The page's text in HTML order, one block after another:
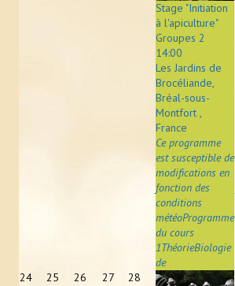
24 25 26 27 28
Stage "Initiation
à l'apiculture"
Groupes 2
14:00
Les Jardins de
Brocéliande,
Bréal-sous-
Montfort ,
France
Ce programme
est susceptible de
modifications en
fonction des
conditions
météoProgramme
du cours
1ThéorieBiologie
de